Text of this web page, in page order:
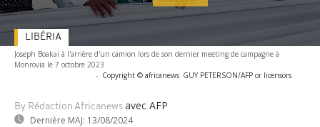
Joseph Boakai à l'arrière d'un camion lors de son dernier meeting de campagne à
Monrovia le 7 octobre 2023
- Copyright © africanews GUY PETERSON/AFP or licensors
By Rédaction Africanews avec AFP
Dernière MAJ: 13/08/2024
LIBÉRIA